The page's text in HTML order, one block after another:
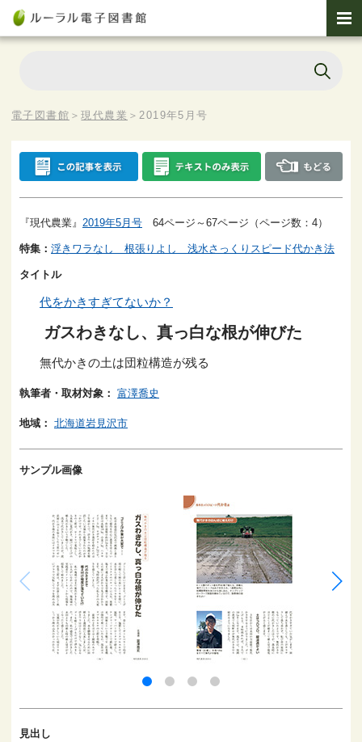
電子図書館 ＞現代農業 ＞2019年5月号
『現代農業』 2019年5月号 64ページ～67ページ（ページ数：4）
特集： 浮きワラなし 根張りよし 浅水さっくりスピード代かき法
タイトル
代をかきすぎてないか？
ガスわきなし、真っ白な根が伸びた
無代かきの土は団粒構造が残る
執筆者・取材対象： 富澤喬史
地域： 北海道岩見沢市
サンプル画像
見出し